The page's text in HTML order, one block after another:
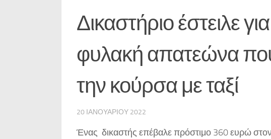
Δικαστήριο έστειλε
φυλακή απατεώνα
την κούρσα με ταξί
20 ΙΑΝΟΥΑΡΊΟΥ 2022
Ένας δικαστής επέβαλε πρόστιμο 360 ευρώ